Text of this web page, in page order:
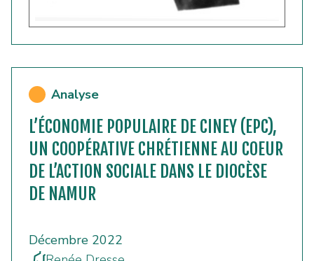
Analyse
L’ÉCONOMIE POPULAIRE DE CINEY (EPC),
UN COOPÉRATIVE CHRÉTIENNE AU COEUR
DE L’ACTION SOCIALE DANS LE DIOCÈSE
DE NAMUR
Décembre 2022